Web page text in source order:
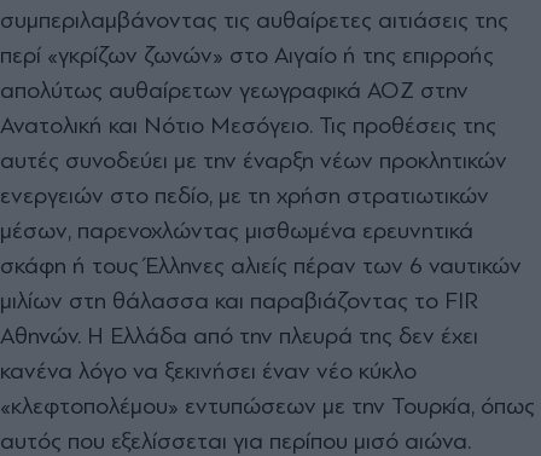
συµπεριλαµβάνοντας τις αυθαίρετες αιτιάσεις της
περί «γκρίζων ζωνών» στο Αιγαίο ή της επιρροής
απολύτως αυθαίρετων γεωγραφικά ΑΟΖ στην
Ανατολική και Νότιο Μεσόγειο. Τις προθέσεις της
αυτές συνοδεύει µε την έναρξη νέων προκλητικών
ενεργειών στο πεδίο, µε τη χρήση στρατιωτικών
µέσων, παρενοχλώντας µισθωµένα ερευνητικά
σκάφη ή τους Έλληνες αλιείς πέραν των 6 ναυτικών
µιλίων στη θάλασσα και παραβιάζοντας το FIR
Αθηνών. Η Ελλάδα από την πλευρά της δεν έχει
κανένα λόγο να ξεκινήσει έναν νέο κύκλο
«κλεφτοπολέµου» εντυπώσεων µε την Τουρκία, όπως
αυτός που εξελίσσεται για περίπου µισό αιώνα.